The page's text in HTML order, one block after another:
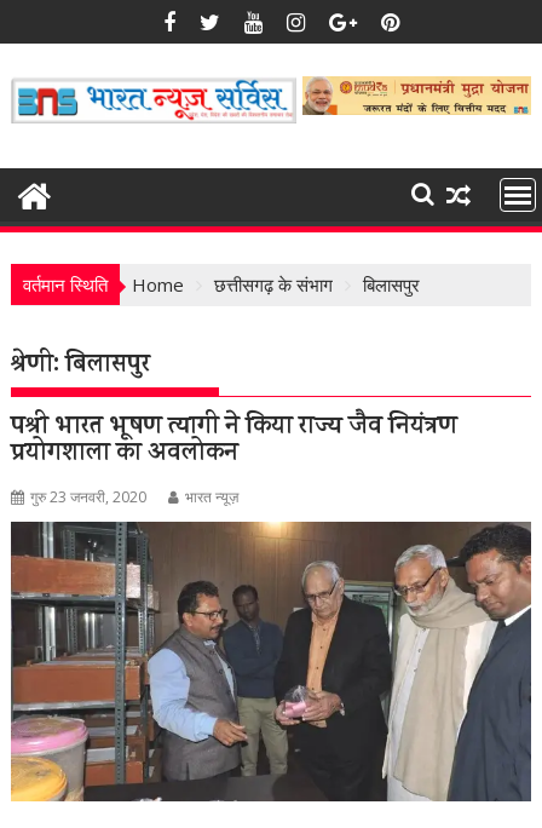
to
वर्तमान स्थिति Home छत्तीसगढ़ के संभाग बिलासपुर
श्रेणी:बिलासपुर
पद्मश्री भारत भूषण त्यागी ने किया राज्य जैव नियंत्रण
प्रयोगशाला का अवलोकन
गुरु 23 जनवरी, 2020 भारत न्यूज़